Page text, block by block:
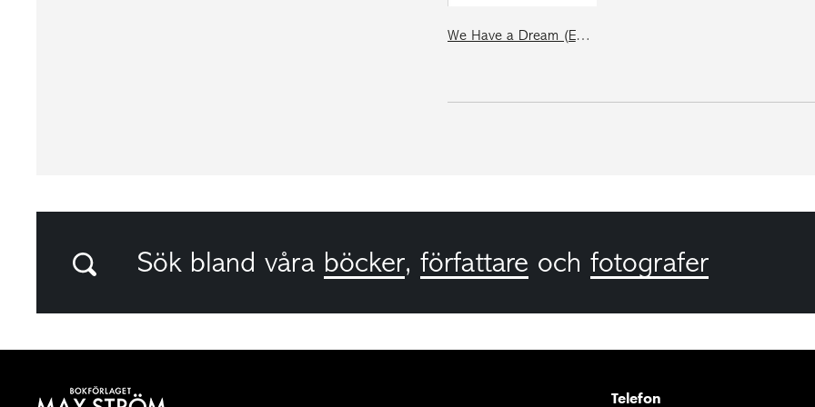
We Have a Dream (English language edition)
Sök bland våra böcker, författare och fotografer
Telefon